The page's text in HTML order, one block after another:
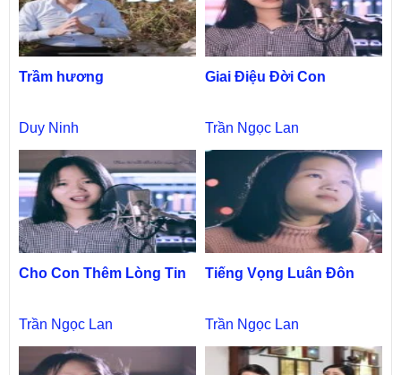
Trầm hương
Duy Ninh
Giai Điệu Đời Con
Trần Ngọc Lan
Cho Con Thêm Lòng Tin
Trần Ngọc Lan
Tiếng Vọng Luân Đôn
Trần Ngọc Lan